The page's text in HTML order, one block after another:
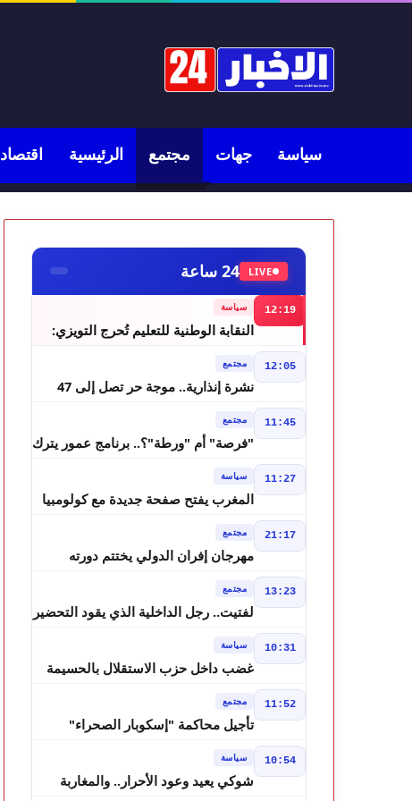
سياسة جهات مجتمع الرئيسية اقتصاد
LIVE 24 ساعة
12:19 سياسة
النقابة الوطنية للتعليم تُحرج التويزي:
12:05 مجتمع
نشرة إنذارية.. موجة حر تصل إلى 47
بالمغرب
11:45 مجتمع
"فرصة" أم "ورطة"؟.. برنامج عمور يترك
11:27 سياسة
المغرب يفتح صفحة جديدة مع كولومبيا
21:17 مجتمع
مهرجان إفران الدولي يختتم دورته
تخطف الأضواء
13:23 مجتمع
لفتيت.. رجل الداخلية الذي يقود التحضير
10:31 سياسة
غضب داخل حزب الاستقلال بالحسيمة
الانتخابات التشريعية
11:52 مجتمع
تأجيل محاكمة "إسكوبار الصحراء"
حالة سراح
10:54 سياسة
شوكي يعيد وعود الأحرار.. والمغاربة